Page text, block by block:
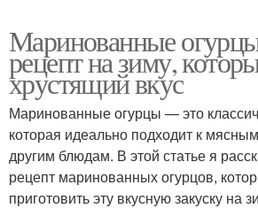
Маринованные
рецепт на зиму,
хрустящий вкус
Маринованные огурцы — это
которая идеально подходит к
другим блюдам. В этой статье я
рецепт маринованных огурцов,
приготовить эту вкусную закуску на